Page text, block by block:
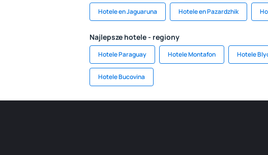
Hotele en Jaguaruna Hotele en Pazardzhik
Najlepsze hotele - regiony
Hotele Paraguay Hotele Montafon Hotele
Hotele Bucovina